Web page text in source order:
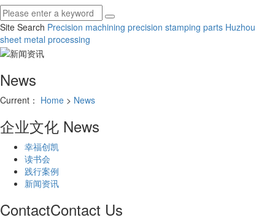
Site Search Precision machining precision stamping parts Huzhou
sheet metal processing
News
Current： Home > News
企业文化 News
幸福创凯
读书会
践行案例
新闻资讯
ContactContact Us